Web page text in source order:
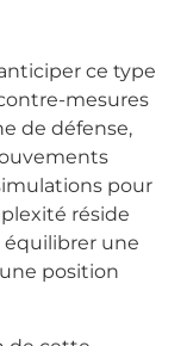
ce type
mesures
de défense,
pour
réside
équilibrer une
position